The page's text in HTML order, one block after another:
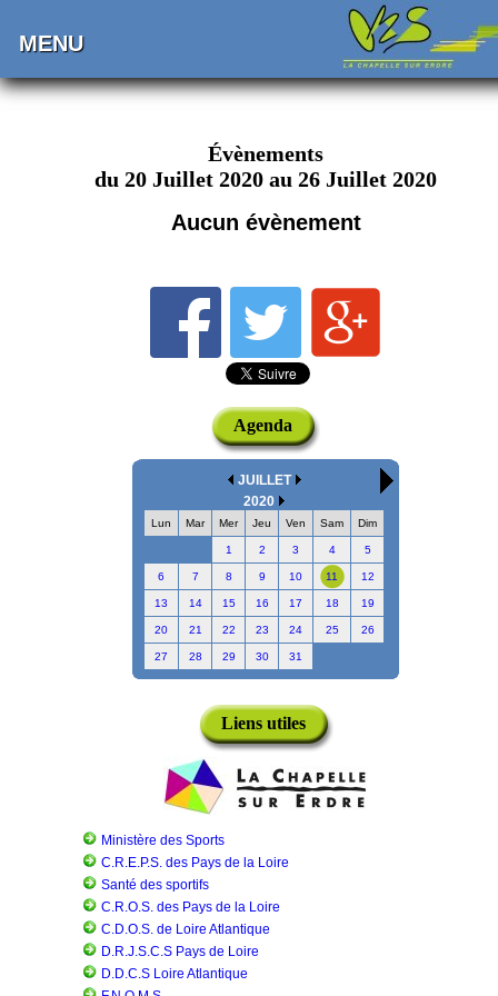
MENU
Évènements
du 20 Juillet 2020 au 26 Juillet 2020
Aucun évènement
Agenda
JUILLET
2020
Lun Mar Mer Jeu Ven Sam Dim
1 2 3 4 5
6 7 8 9 10 11 12
13 14 15 16 17 18 19
20 21 22 23 24 25 26
27 28 29 30 31
Liens utiles
Ministère des Sports
C.R.E.P.S. des Pays de la Loire
Santé des sportifs
C.R.O.S. des Pays de la Loire
C.D.O.S. de Loire Atlantique
D.R.J.S.C.S Pays de Loire
D.D.C.S Loire Atlantique